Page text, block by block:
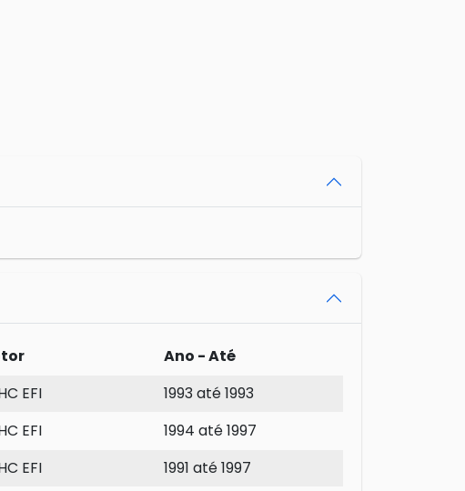
Ano - Até
EFI
1993 até 1993
EFI
1994 até 1997
EFI
1991 até 1997